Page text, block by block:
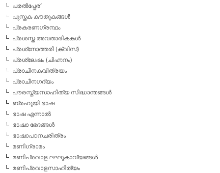
പരല്‍പ്പേര്
പുസ്തക കൗതുകങ്ങള്‍
പ്രകരണഗ്രന്ഥം
പ്രശസ്ത അവതാരികകള്‍
പ്രശ്‌നോത്തരി (ക്വിസ്)
പ്രശ്ലേഷം (ചിഹ്നനം)
പ്രാചീനകവിത്രയം
പ്രാചീനഗദ്യം
പൗരസ്ത്യസാഹിത്യ സിദ്ധാന്തങ്ങള്‍
ബ്രഹൂയി ഭാഷ
ഭാഷ എന്നാല്‍
ഭാഷാ ഭേദങ്ങള്‍
ഭാഷാപഠനചരിത്രം
മണിഗ്രാമം
മണിപ്രവാള ലഘുകാവ്യങ്ങള്‍
മണിപ്രവാളസാഹിത്യം